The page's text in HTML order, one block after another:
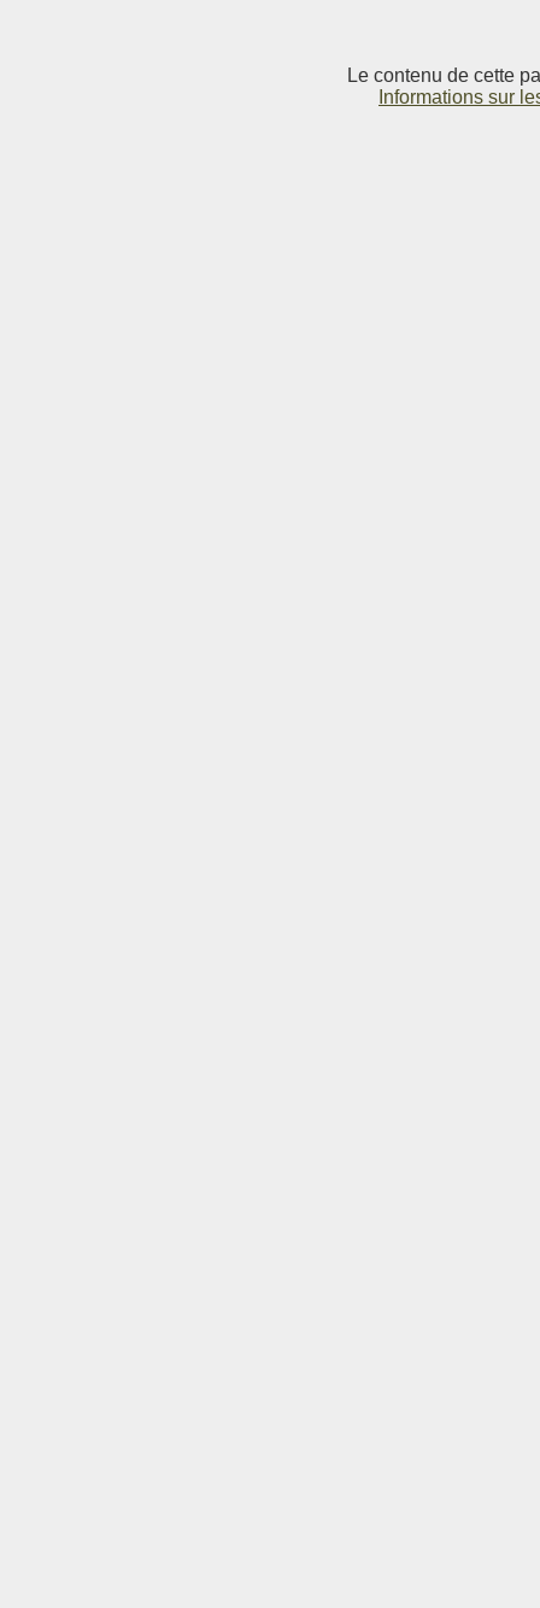
Le contenu de cette
Informations sur